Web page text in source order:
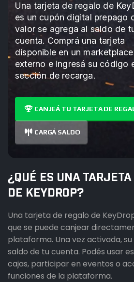
Una tarjeta de regalo de
es un cupón digital prepago
valor se agrega al saldo de
cuenta. Comprá una tarjeta
disponible en un marketplace
externo e ingresá su código
sección de recarga.
CANJEÁ TU TARJETA DE
CARGÁ SALDO
¿QUÉ ES UNA TARJETA
DE KEYDROP?
Una tarjeta de regalo de
que se puede canjear
plataforma. Una vez activada,
saldo de tu cuenta. Podés usar
cajas, participar en eventos o
funciones de la plataforma.